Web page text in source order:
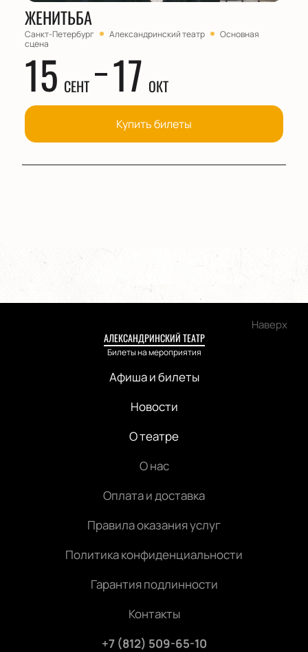
ЖЕНИТЬБА
Санкт-Петербург Александринский театр
Основная
сцена
15 СЕНТ 17 ОКТ
Купить билеты
Наверх
АЛЕКСАНДРИНСКИЙ ТЕАТР
Билеты на мероприятия
Афиша и билеты
Новости
О театре
О нас
Оплата и доставка
Правила оказания услуг
Политика конфиденциальности
Гарантия подлинности
Контакты
+7 (812) 509-65-10